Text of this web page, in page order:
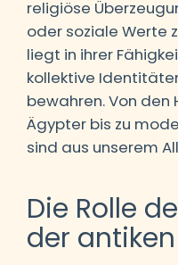
religiöse
oder soziale Werte
liegt in ihrer
kollektive
bewahren. Von
Ägypter bis zu
sind aus unserem
Die Rolle
der